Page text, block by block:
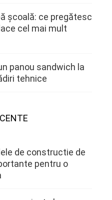
școală: ce pregătesc
cel mai mult
panou sandwich la
tehnice
de constructie de
pentru o